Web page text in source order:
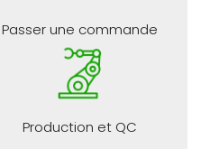
Passer une commande
Production et QC